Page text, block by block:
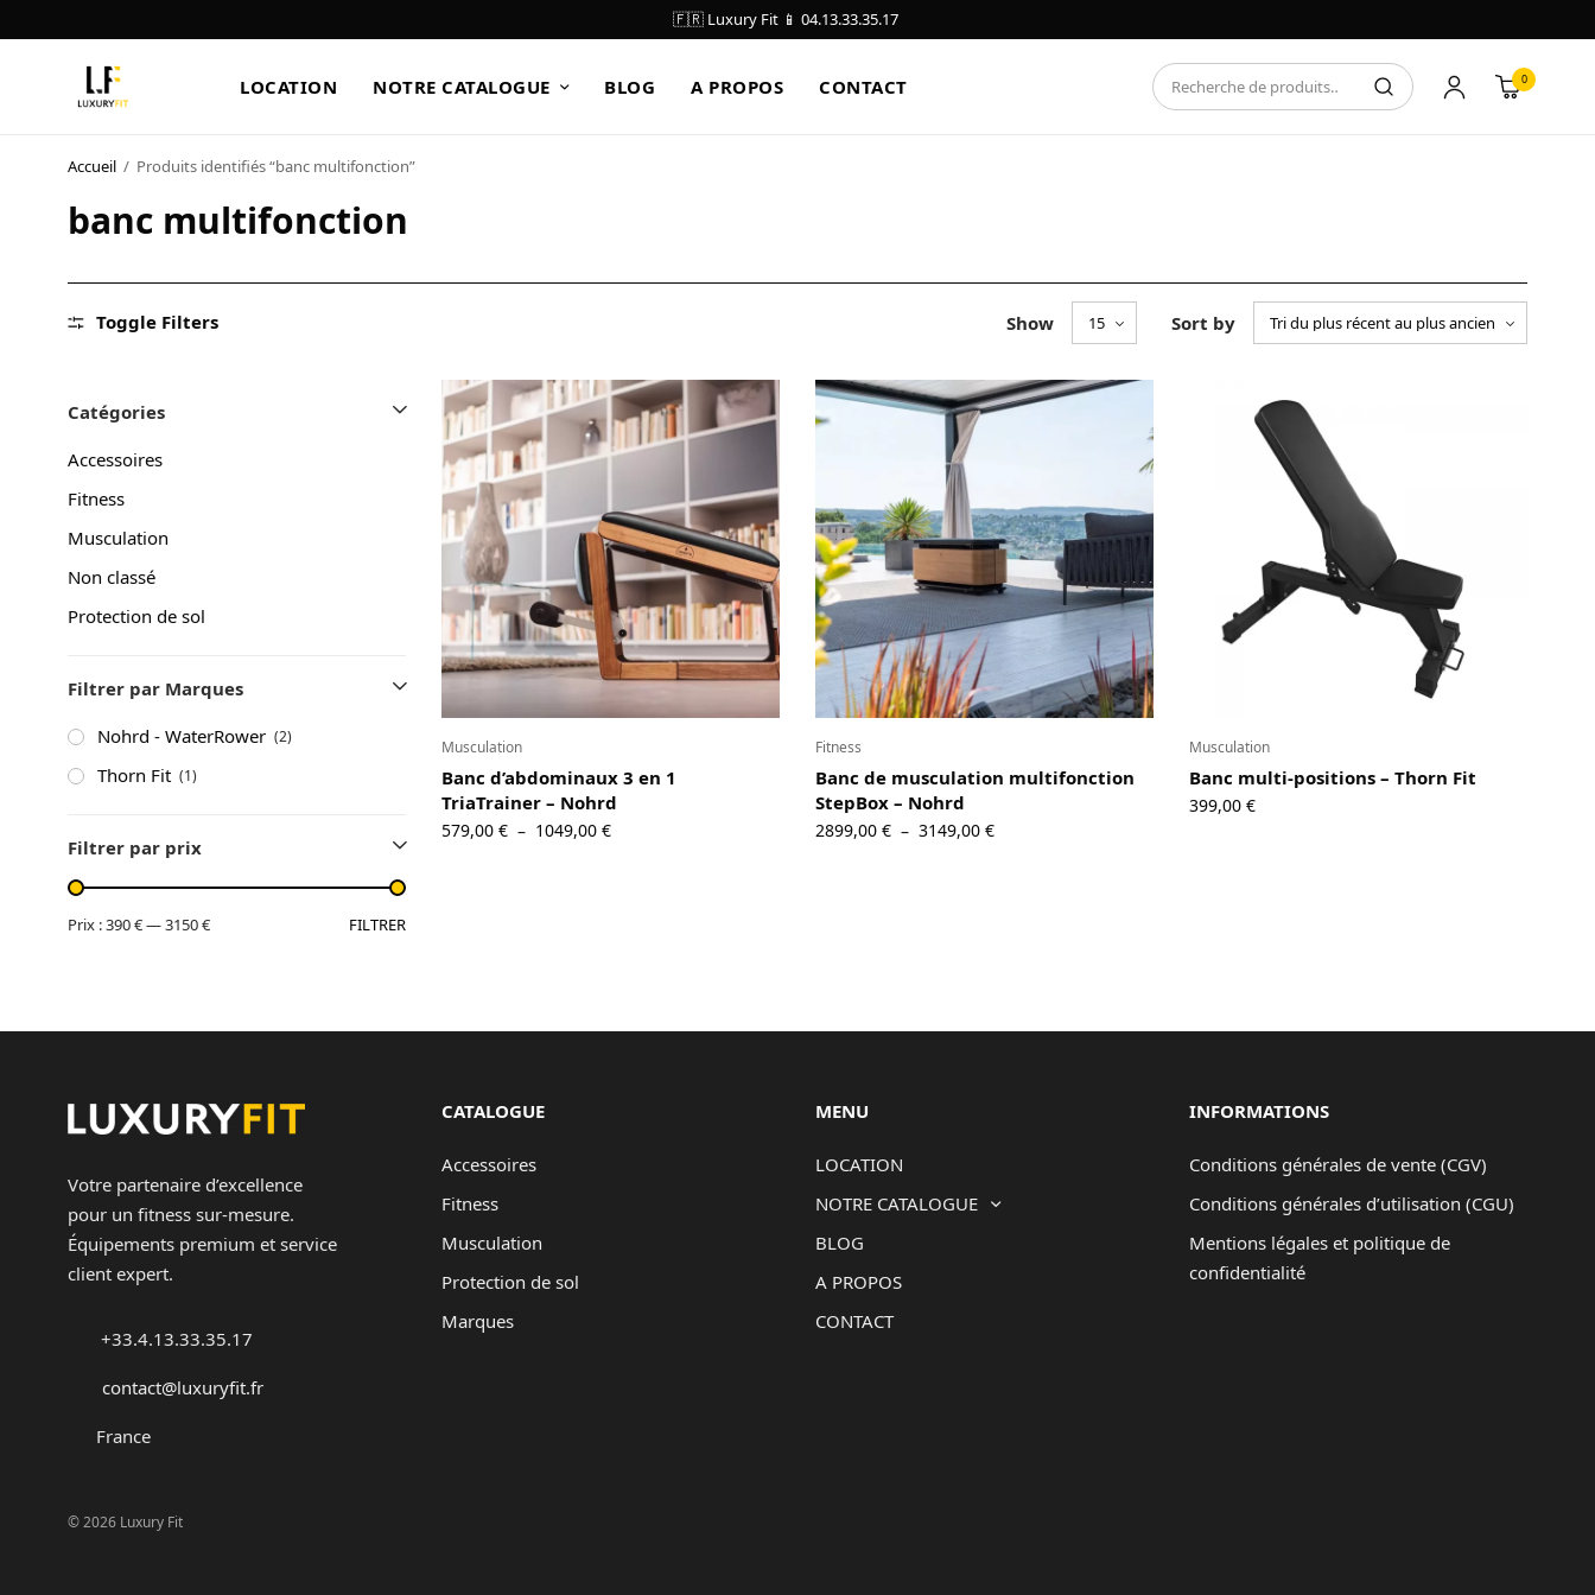
🇫🇷 Luxury Fit 📱 04.13.33.35.17
LOCATION NOTRE CATALOGUE BLOG A PROPOS CONTACT 0
Accueil / Produits identifiés “banc multifonction”
banc multifonction
Toggle Filters Show Sort by
Catégories
Accessoires
Fitness
Musculation
Non classé
Protection de sol
Filtrer par Marques
Nohrd - WaterRower (2)
Thorn Fit (1)
Filtrer par prix
FILTRER
Prix :390 €—3150 €
Musculation
Banc d’abdominaux 3 en 1
TriaTrainer – Nohrd
579,00 € – 1049,00 €Plage de
Fitness
Banc de musculation multifonction
StepBox – Nohrd
2899,00 € – 3149,00 €Plage de
Musculation
Banc multi-positions – Thorn Fit
399,00 €
Votre partenaire d’excellence
pour un fitness sur-mesure.
Équipements premium et service
client expert.
+33.4.13.33.35.17
contact@luxuryfit.fr
France
CATALOGUE
Accessoires
Fitness
Musculation
Protection de sol
Marques
MENU
LOCATION
NOTRE CATALOGUE
BLOG
A PROPOS
CONTACT
INFORMATIONS
Conditions générales de vente (CGV)
Conditions générales d’utilisation (CGU)
Mentions légales et politique de
confidentialité
© 2026 Luxury Fit
CONTACT
Blog
Boutique